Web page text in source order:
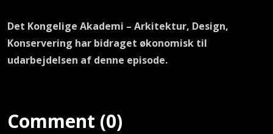
Det Kongelige Akademi – Arkitektur, Design,
Konservering har bidraget økonomisk til
udarbejdelsen af denne episode.
Comment (0)